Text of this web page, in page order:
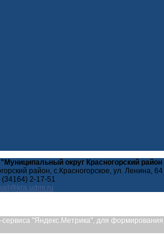
округ Красногорский
район, с.Красногорское, ул. Ленина, 64
(34164) 2-17-51
"Яндекс.Метрика", для